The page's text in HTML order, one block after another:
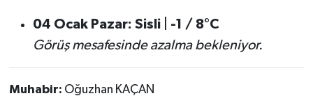
04 Ocak Pazar: Sisli| -1 / 8°C
Görüş mesafesinde azalma bekleniyor.
Muhabir: Oğuzhan KAÇAN